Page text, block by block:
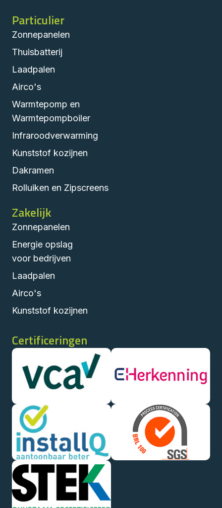
Particulier
Zonnepanelen
Thuisbatterij
Laadpalen
Airco's
Warmtepomp en
Warmtepompboiler
Infraroodverwarming
Kunststof kozijnen
Dakramen
Rolluiken en Zipscreens
Zakelijk
Zonnepanelen
Energie opslag
voor bedrijven
Laadpalen
Airco's
Kunststof kozijnen
Certificeringen